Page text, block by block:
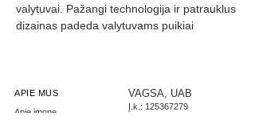
valytuvai. Pažangi technologija ir patrauklus
dizainas padeda valytuvams puikiai
triukšmą ir užtikrina komfortą.
APIE MUS
Apie įmonę
VAGSA, UAB
Į.k.: 125367279